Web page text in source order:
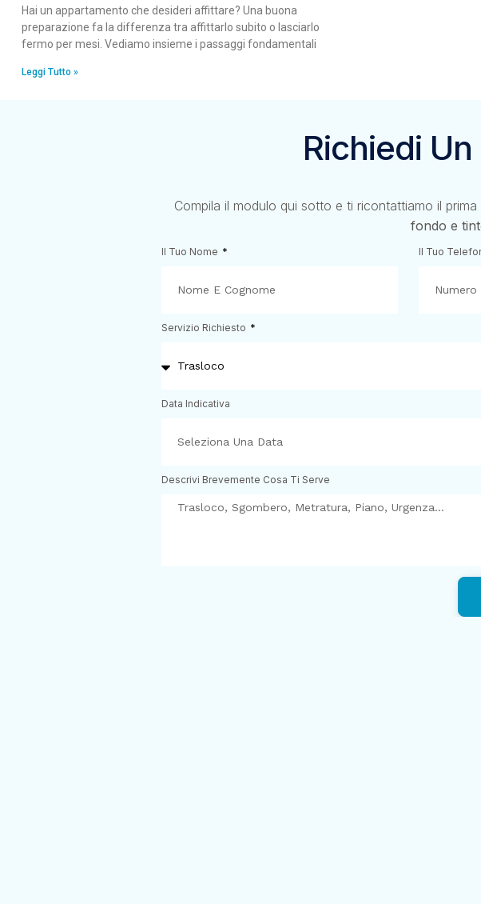
Hai un appartamento che desideri affittare? Una buona
preparazione fa la differenza tra affittarlo subito o lasciarlo
fermo per mesi. Vediamo insieme i passaggi fondamentali
Leggi Tutto »
Richiedi
Compila il modulo qui sotto e ti ricontattiamo il
fondo e
Il Tuo Nome Il Tuo
Servizio Richiesto
Data Indicativa
Descrivi Brevemente Cosa Ti Serve